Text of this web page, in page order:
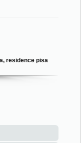
residence pisa